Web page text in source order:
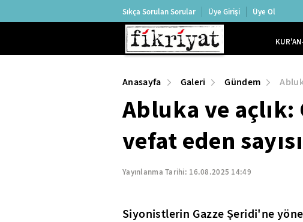
Sıkça Sorulan Sorular Üye Girişi Üye Ol
Anasayfa Galeri Gündem
Abluka ve açlık:
vefat eden
Yayınlanma Tarihi: 16.08.2025 14:49
Siyonistlerin Gazze Şeridi'ne